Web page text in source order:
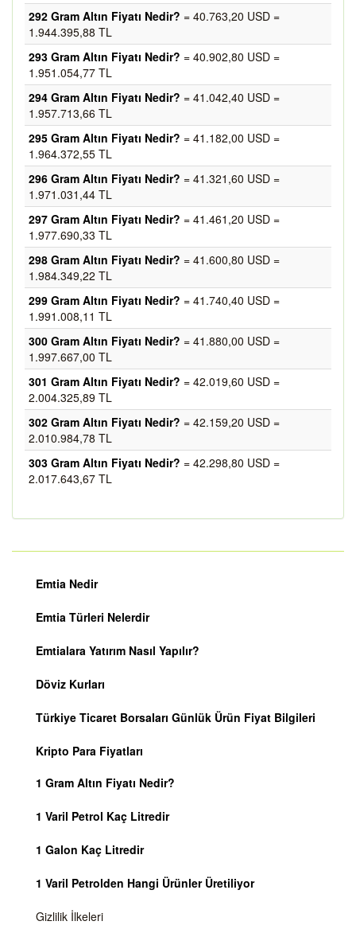
292 Gram Altın Fiyatı Nedir? = 40.763,20 USD =
1.944.395,88 TL
293 Gram Altın Fiyatı Nedir? = 40.902,80 USD =
1.951.054,77 TL
294 Gram Altın Fiyatı Nedir? = 41.042,40 USD =
1.957.713,66 TL
295 Gram Altın Fiyatı Nedir? = 41.182,00 USD =
1.964.372,55 TL
296 Gram Altın Fiyatı Nedir? = 41.321,60 USD =
1.971.031,44 TL
297 Gram Altın Fiyatı Nedir? = 41.461,20 USD =
1.977.690,33 TL
298 Gram Altın Fiyatı Nedir? = 41.600,80 USD =
1.984.349,22 TL
299 Gram Altın Fiyatı Nedir? = 41.740,40 USD =
1.991.008,11 TL
300 Gram Altın Fiyatı Nedir? = 41.880,00 USD =
1.997.667,00 TL
301 Gram Altın Fiyatı Nedir? = 42.019,60 USD =
2.004.325,89 TL
302 Gram Altın Fiyatı Nedir? = 42.159,20 USD =
2.010.984,78 TL
303 Gram Altın Fiyatı Nedir? = 42.298,80 USD =
2.017.643,67 TL
Emtia Nedir
Emtia Türleri Nelerdir
Emtialara Yatırım Nasıl Yapılır?
Döviz Kurları
Türkiye Ticaret Borsaları Günlük Ürün Fiyat Bilgileri
Kripto Para Fiyatları
1 Gram Altın Fiyatı Nedir?
1 Varil Petrol Kaç Litredir
1 Galon Kaç Litredir
1 Varil Petrolden Hangi Ürünler Üretiliyor
Gizlilik İlkeleri